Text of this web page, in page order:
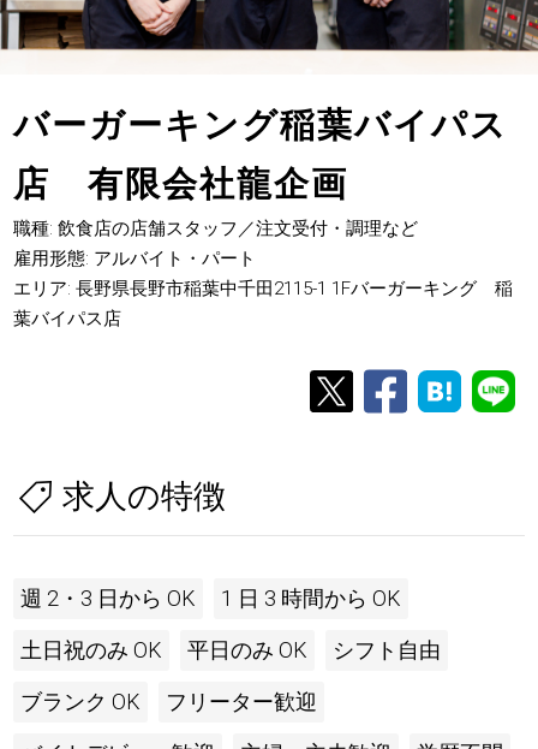
バーガーキング稲葉バイパス
店 有限会社龍企画
職種: 飲食店の店舗スタッフ／注文受付・調理など
雇用形態: アルバイト・パート
エリア: 長野県長野市稲葉中千田2115-1 1Fバーガーキング 稲
葉バイパス店
求人の特徴
週 2・3 日から OK 1 日 3 時間から OK
土日祝のみ OK 平日のみ OK シフト自由
ブランク OK フリーター歓迎